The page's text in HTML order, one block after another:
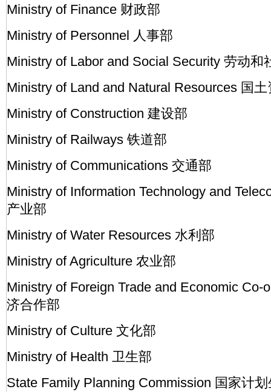
Ministry of Finance 财政部
Ministry of Personnel 人事部
Ministry of Labor and Social Security 劳动和
Ministry of Land and Natural Resources 国
Ministry of Construction 建设部
Ministry of Railways 铁道部
Ministry of Communications 交通部
Ministry of Information Technology and
产业部
Ministry of Water Resources 水利部
Ministry of Agriculture 农业部
Ministry of Foreign Trade and Economic Co-
济合作部
Ministry of Culture 文化部
Ministry of Health 卫生部
State Family Planning Commission 国家计